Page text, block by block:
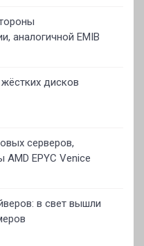
аналогичной EMIB
дисков
серверов,
EPYC Venice
в свет вышли